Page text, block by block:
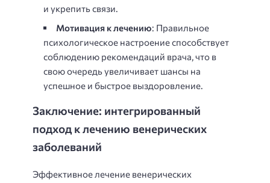
и укрепить связи.
Мотивация к лечению: Правильное
психологическое настроение способствует
соблюдению рекомендаций врача, что в
свою очередь увеличивает шансы на
успешное и быстрое выздоровление.
Заключение: интегрированный
подход к лечению венерических
заболеваний
Эффективное лечение венерических